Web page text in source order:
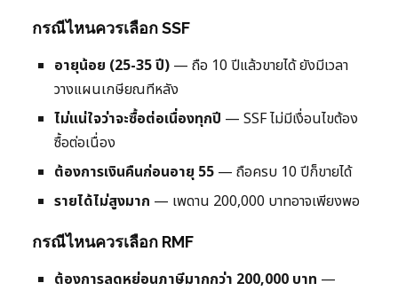
กรณีไหนควรเลือก SSF
อายุน้อย (25-35 ปี) — ถือ 10 ปีแล้วขายได้ ยังมีเวลา
วางแผนเกษียณทีหลัง
ไม่แน่ใจว่าจะซื้อต่อเนื่องทุกปี — SSF ไม่มีเงื่อนไขต้อง
ซื้อต่อเนื่อง
ต้องการเงินคืนก่อนอายุ 55 — ถือครบ 10 ปีก็ขายได้
รายได้ไม่สูงมาก — เพดาน 200,000 บาทอาจเพียงพอ
กรณีไหนควรเลือก RMF
ต้องการลดหย่อนภาษีมากกว่า 200,000 บาท —